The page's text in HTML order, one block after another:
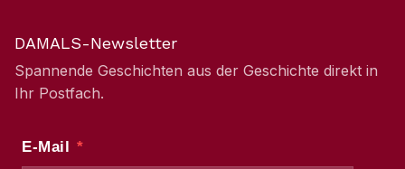
DAMALS-Newsletter
Spannende Geschichten aus der Geschichte direkt in
Ihr Postfach.